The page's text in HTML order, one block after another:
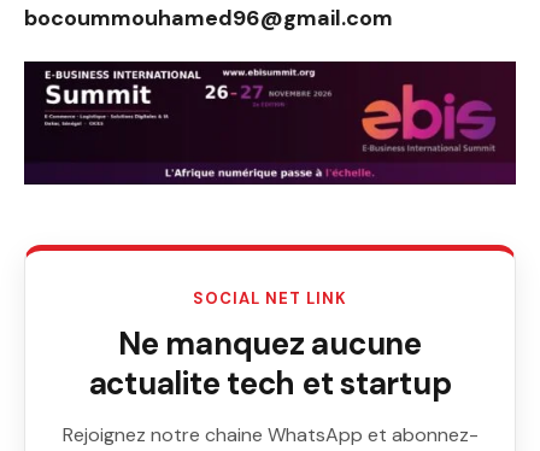
bocoummouhamed96@gmail.com
SOCIAL NET LINK
Ne manquez aucune
actualite tech et startup
Rejoignez notre chaine WhatsApp et abonnez-